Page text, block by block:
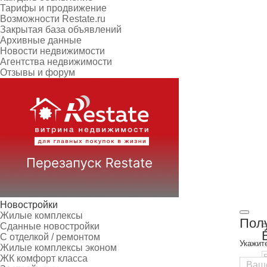
Тарифы и продвижение
Возможности Restate.ru
Закрытая база объявлений
Архивные данные
Новости недвижимости
Агентства недвижимости
Отзывы и форум
Новостройки
Жилые комплексы
Сданные новостройки
С отделкой / ремонтом
Жилые комплексы эконом
ЖК комфорт класса